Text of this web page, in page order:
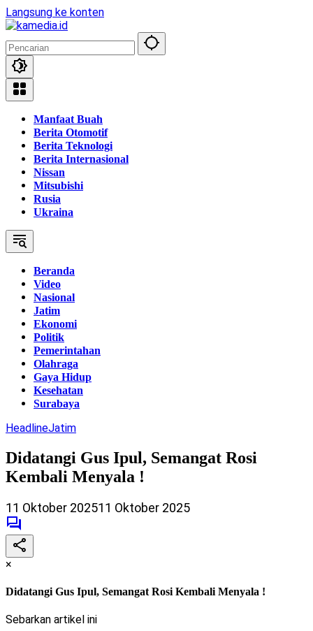
Langsung ke konten
Manfaat Buah
Berita Otomotif
Berita Teknologi
Berita Internasional
Nissan
Mitsubishi
Rusia
Ukraina
Beranda
Video
Nasional
Jatim
Ekonomi
Politik
Pemerintahan
Olahraga
Gaya Hidup
Kesehatan
Surabaya
HeadlineJatim
Didatangi Gus Ipul, Semangat Rosi
Kembali Menyala !
11 Oktober 202511 Oktober 2025
×
Didatangi Gus Ipul, Semangat Rosi Kembali Menyala !
Sebarkan artikel ini